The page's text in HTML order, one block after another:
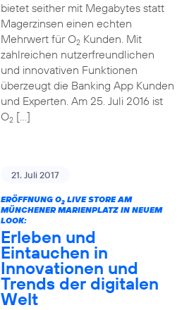
bietet seither mit Megabytes statt
Magerzinsen einen echten
Mehrwert für O2Kunden. Mit
zahlreichen nutzerfreundlichen
und innovativen Funktionen
überzeugt die Banking App Kunden
und Experten. Am 25. Juli 2016 ist
O2[…]
21. Juli 2017
ERÖFFNUNG O2LIVE STORE AM
MÜNCHENER MARIENPLATZ IN NEUEM
LOOK:
Erleben und
Eintauchen in
Innovationen und
Trends der digitalen
Welt